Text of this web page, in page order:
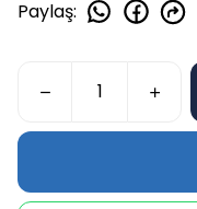
Paylaş: